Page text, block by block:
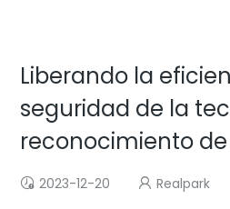
Liberando la
seguridad de la
reconocimiento
2023-12-20 Realpark